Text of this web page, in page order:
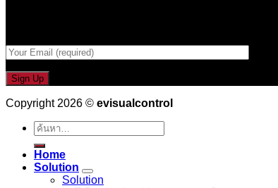
Copyright 2026 © evisualcontrol
ค้นหา:
Home
Solution
Solution